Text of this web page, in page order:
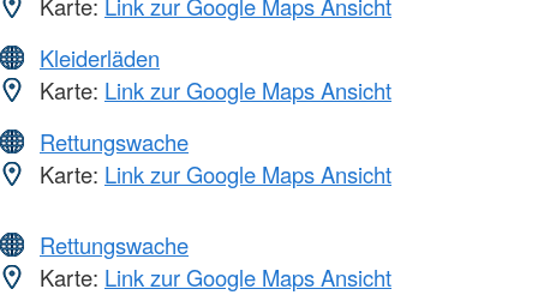
Karte: Link zur Google Maps Ansicht
Kleiderläden
Karte: Link zur Google Maps Ansicht
Rettungswache
Karte: Link zur Google Maps Ansicht
Rettungswache
Karte: Link zur Google Maps Ansicht